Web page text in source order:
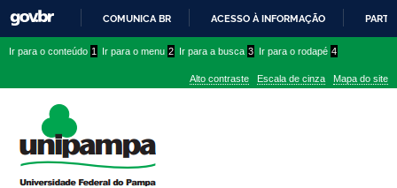
PARA
CONTEÚDO
COMUNICA BR ACESSO À INFORMAÇÃO
conteúdo
menu
superior
menu
Ir para o conteúdo 1 Ir para o menu 2 Ir para a busca 3 Ir para o rodapé 4
Alto contraste Escala de cinza Mapa do site